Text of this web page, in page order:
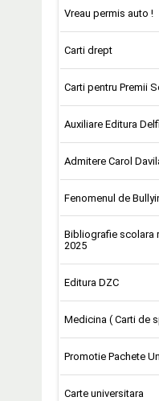
Vreau permis auto !
Carti drept
Carti pentru Premii
Auxiliare Editura
Admitere Carol
Fenomenul de
Bibliografie scolara
2025
Editura DZC
Medicina ( Carti de
Promotie Pachete
Carte universitara